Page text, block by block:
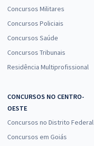
Concursos Militares
Concursos Policiais
Concursos Saúde
Concursos Tribunais
Residência Multiprofissional
CONCURSOS NO CENTRO-
OESTE
Concursos no Distrito Federal
Concursos em Goiás